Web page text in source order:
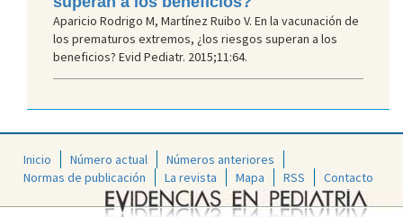
Aparicio Rodrigo M, Martínez Ruibo V. En la vacunación de
los prematuros extremos, ¿los riesgos superan a los
beneficios? Evid Pediatr. 2015;11:64.
Inicio Número actual
Números anteriores
Normas de publicación
La revista Mapa RSS Contacto